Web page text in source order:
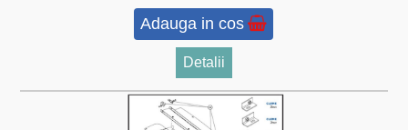
Adauga in cos
Detalii